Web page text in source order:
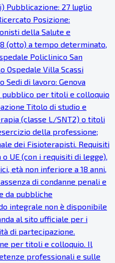
Pubblicazione: 27 luglio
Posizione:
della Salute e
(otto) a tempo determinato,
Policlinico San
Ospedale Villa Scassi
Sedi di lavoro: Genova
pubblico per titoli e colloquio
Titolo di studio e
(classe L/SNT2) o titoli
della professione;
dei Fisioterapisti. Requisiti
UE (con i requisiti di legge),
età non inferiore a 18 anni,
di condanne penali e
da pubbliche
integrale non è disponibile
al sito ufficiale per i
di partecipazione.
per titoli e colloquio. Il
professionali e sulle